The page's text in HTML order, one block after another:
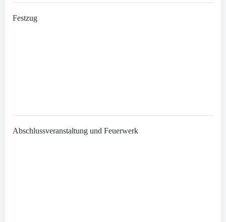
Festzug
Abschlussveranstaltung und Feuerwerk